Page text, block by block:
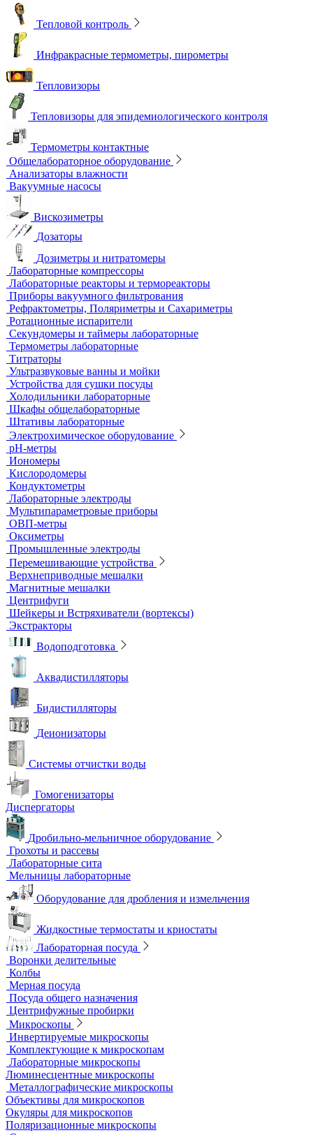
Тепловой контроль
Инфракрасные термометры, пирометры
Тепловизоры
Тепловизоры для эпидемиологического контроля
Термометры контактные
Общелабораторное оборудование
Вакуумные насосы
Вискозиметры
Дозаторы
Дозиметры и нитратомеры
Лабораторные компрессоры
Лабораторные реакторы и термореакторы
Приборы вакуумного фильтрования
Рефрактометры, Поляриметры и Сахариметры
Ротационные испарители
Секундомеры и таймеры лабораторные
Термометры лабораторные
Титраторы
Ультразвуковые ванны и мойки
Устройства для сушки посуды
Холодильники лабораторные
Шкафы общелабораторные
Штативы лабораторные
Электрохимическое оборудование
pH-метры
Иономеры
Кислородомеры
Кондуктометры
Лабораторные электроды
Мультипараметровые приборы
ОВП-метры
Оксиметры
Промышленные электроды
Перемешивающие устройства
Верхнеприводные мешалки
Магнитные мешалки
Центрифуги
Шейкеры и Встряхиватели (вортексы)
Экстракторы
Бидистилляторы
Деионизаторы
Системы отчистки воды
Гомогенизаторы
Диспергаторы
Дробильно-мельничное оборудование
Грохоты и рассевы
Лабораторные сита
Мельницы лабораторные
Оборудование для дробления и измельчения
Жидкостные термостаты и криостаты
Лабораторная посуда
Воронки делительные
Колбы
Мерная посуда
Посуда общего назначения
Центрифужные пробирки
Микроскопы